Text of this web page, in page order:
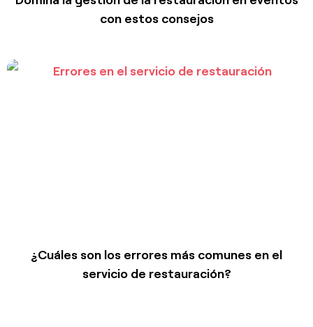
con estos consejos
¿Cuáles son los errores más comunes en el
servicio de restauración?